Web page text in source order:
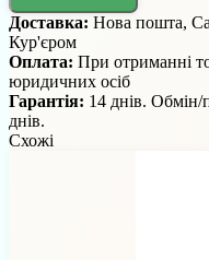
Доставка: Нова пошта,
Кур'єром
Оплата: При отриманні
юридичних осіб
Гарантія: 14 днів. Обмін/
днів.
Схожі